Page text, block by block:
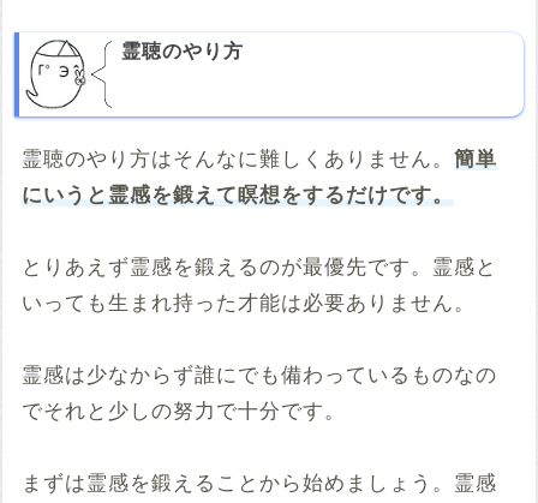
霊聴のやり方
霊聴のやり方はそんなに難しくありません。 簡単
にいうと霊感を鍛えて瞑想をするだけです。
とりあえず霊感を鍛えるのが最優先です。霊感と
いっても生まれ持った才能は必要ありません。
霊感は少なからず誰にでも備わっているものなの
でそれと少しの努力で十分です。
まずは霊感を鍛えることから始めましょう。霊感